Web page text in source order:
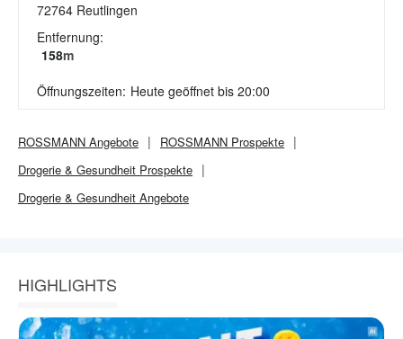
72764 Reutlingen
Entfernung:
158m
Öffnungszeiten: Heute geöffnet bis 20:00
ROSSMANN Angebote ROSSMANN Prospekte
Drogerie & Gesundheit Prospekte
Drogerie & Gesundheit Angebote
HIGHLIGHTS